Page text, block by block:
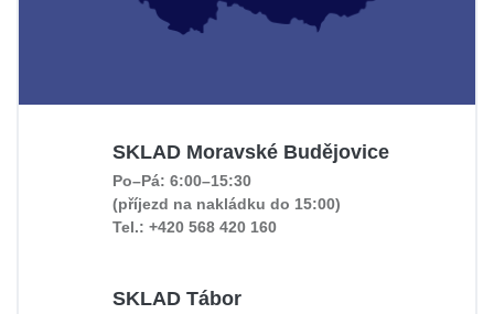
SKLAD Moravské Budějovice
Po–Pá: 6:00–15:30
(příjezd na nakládku do 15:00)
Tel.: +420 568 420 160
SKLAD Tábor